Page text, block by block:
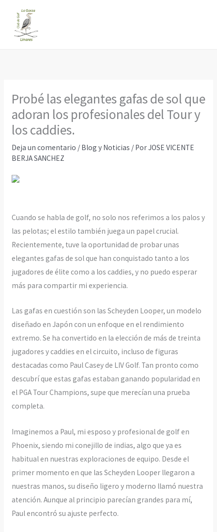
contenido
Probé las elegantes gafas de sol que
adoran los profesionales del Tour y
los caddies.
Deja un comentario / Blog y Noticias / PorJOSE VICENTE
BERJA SANCHEZ
Cuando se habla de golf, no solo nos referimos a los palos y
las pelotas; el estilo también juega un papel crucial.
Recientemente, tuve la oportunidad de probar unas
elegantes gafas de sol que han conquistado tanto a los
jugadores de élite como a los caddies, y no puedo esperar
más para compartir mi experiencia.
Las gafas en cuestión son las Scheyden Looper, un modelo
diseñado en Japón con un enfoque en el rendimiento
extremo. Se ha convertido en la elección de más de treinta
jugadores y caddies en el circuito, incluso de figuras
destacadas como Paul Casey de LIV Golf. Tan pronto como
descubrí que estas gafas estaban ganando popularidad en
el PGA Tour Champions, supe que merecían una prueba
completa.
Imaginemos a Paul, mi esposo y profesional de golf en
Phoenix, siendo mi conejillo de indias, algo que ya es
habitual en nuestras exploraciones de equipo. Desde el
primer momento en que las Scheyden Looper llegaron a
nuestras manos, su diseño ligero y moderno llamó nuestra
atención. Aunque al principio parecían grandes para mí,
Paul encontró su ajuste perfecto.